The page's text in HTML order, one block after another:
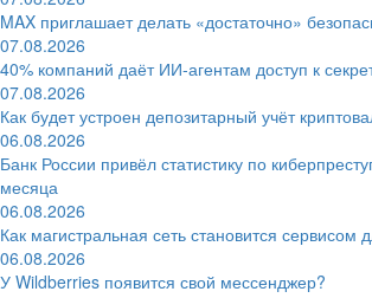
MAX приглашает делать «достаточно»
07.08.2026
40% компаний даёт ИИ‑агентам доступ к
07.08.2026
Как будет устроен депозитарный учёт
06.08.2026
Банк России привёл статистику по
месяца
06.08.2026
Как магистральная сеть становится сервисом
06.08.2026
У Wildberries появится свой мессенджер?